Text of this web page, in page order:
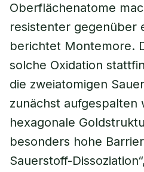
Oberflächenatome
resistenter gegenüber
berichtet Montemore.
solche Oxidation
die zweiatomigen
zunächst aufgespalten
hexagonale
besonders hohe
Sauerstoff-